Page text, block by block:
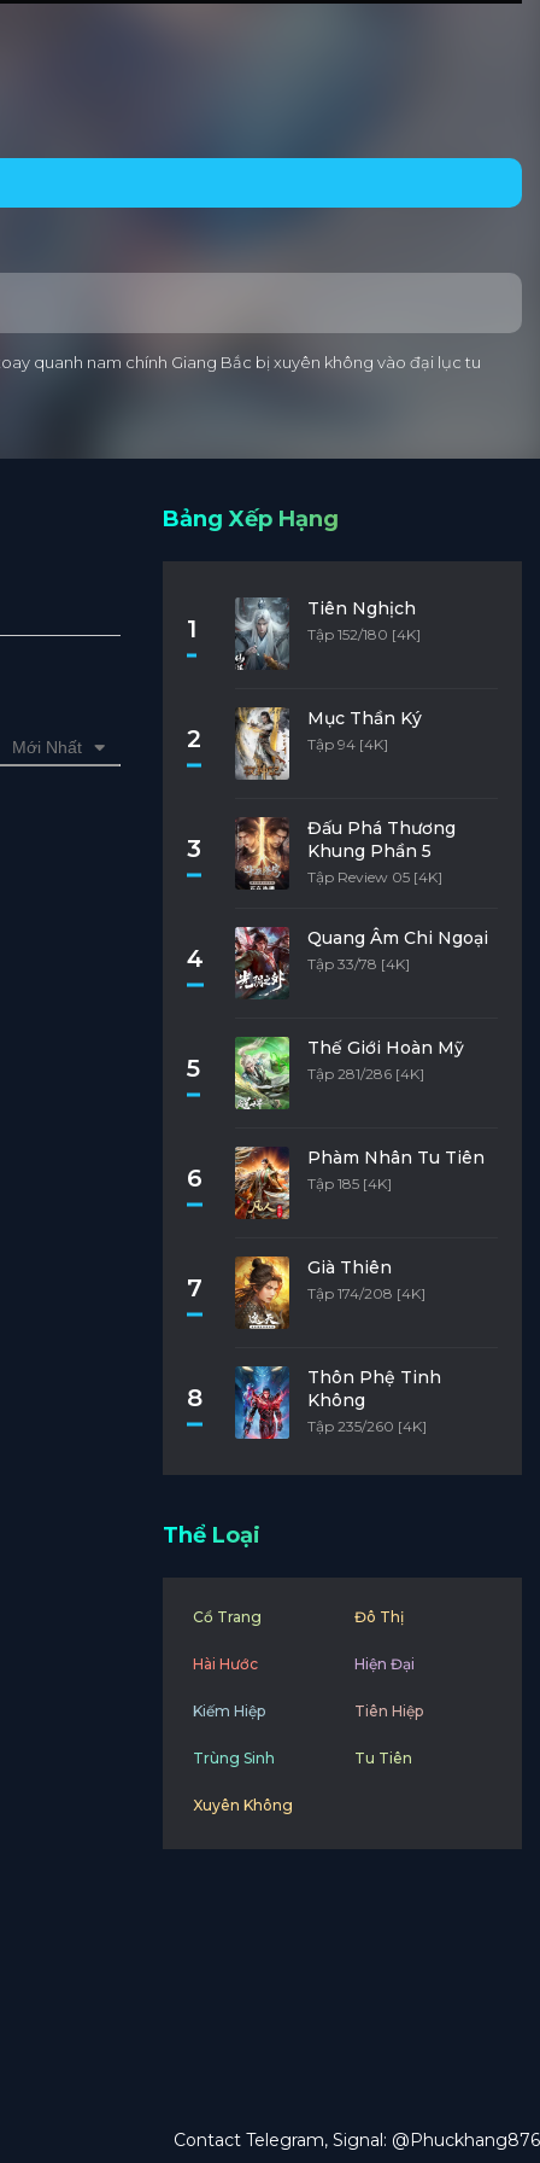
quanh nam chính Giang Bắc bị xuyên không vào đại lục tu
Mới Nhất
Bảng Xếp Hạng
1
Tiên Nghịch
Tập 152/180 [4K]
2
Mục Thần Ký
Tập 94 [4K]
3
Đấu Phá Thương
Khung Phần 5
Tập Review 05 [4K]
4
Quang Âm Chi Ngoại
Tập 33/78 [4K]
5
Thế Giới Hoàn Mỹ
Tập 281/286 [4K]
6
Phàm Nhân Tu Tiên
Tập 185 [4K]
7
Già Thiên
Tập 174/208 [4K]
8
Thôn Phệ Tinh
Không
Tập 235/260 [4K]
Thể Loại
Cổ Trang Đô Thị
Hài Hước Hiện Đại
Kiếm Hiệp Tiên Hiệp
Trùng Sinh Tu Tiên
Xuyên Không
Contact Telegram, Signal: @Phuckhang876